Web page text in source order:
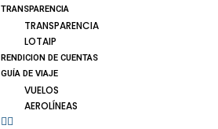
TRANSPARENCIA
TRANSPARENCIA
LOTAIP
RENDICION DE CUENTAS
GUÍA DE VIAJE
VUELOS
AEROLÍNEAS